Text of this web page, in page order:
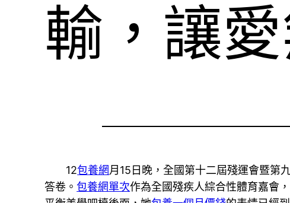
輸，讓
12包養網月15日晚，全國第十二屆殘運會暨第
答卷。包養網單次作為全國殘疾人綜合性體育嘉會